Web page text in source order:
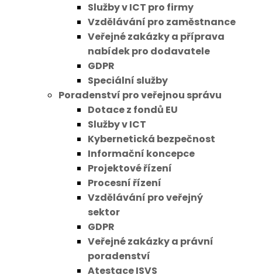
Služby v ICT pro firmy
Vzdělávání pro zaměstnance
Veřejné zakázky a příprava
nabídek pro dodavatele
GDPR
Speciální služby
Poradenství pro veřejnou správu
Dotace z fondů EU
Služby v ICT
Kybernetická bezpečnost
Informační koncepce
Projektové řízení
Procesní řízení
Vzdělávání pro veřejný
sektor
GDPR
Veřejné zakázky a právní
poradenství
Atestace ISVS